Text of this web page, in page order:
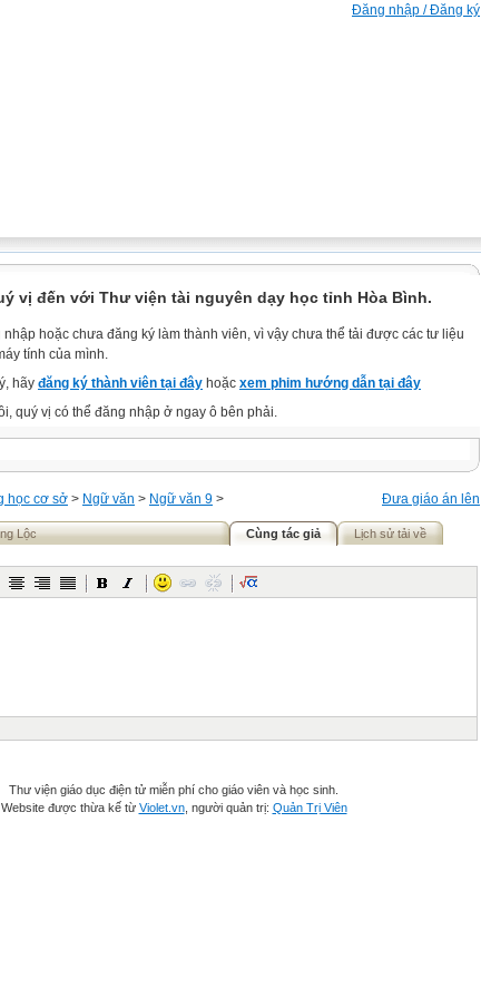
Đăng nhập / Đăng ký
vị đến với Thư viện tài nguyên dạy học tỉnh Hòa Bình.
hoặc chưa đăng ký làm thành viên, vì vậy chưa thể tải được các tư liệu
tính của mình.
hãy đăng ký thành viên tại đây hoặc xem phim hướng dẫn tại đây
quý vị có thể đăng nhập ở ngay ô bên phải.
Đưa giáo án lên
học cơ sở > Ngữ văn > Ngữ văn 9 >
Lộc Cùng tác giả Lịch sử tải về
Thư viện giáo dục điện tử miễn phí cho giáo viên và học sinh.
Website được thừa kế từ Violet.vn, người quản trị: Quản Trị Viên